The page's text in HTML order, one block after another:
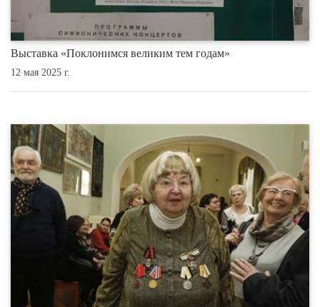
Выставка «Поклонимся великим тем годам»
12 мая 2025 г.